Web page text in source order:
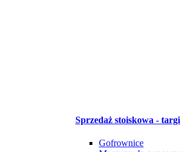
Sprzedaż stoiskowa - targi
Gofrownice